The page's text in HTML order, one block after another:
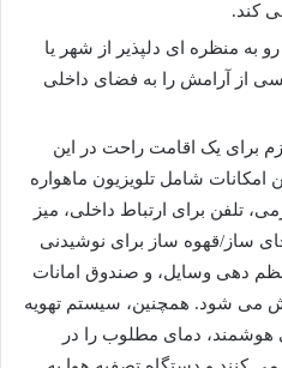
کند.
به منظره ای دلپذیر از شهر یا
از آرامش را به فضای داخلی
برای یک اقامت راحت در این
امکانات شامل تلویزیون ماهواره
تلفن برای ارتباط داخلی، میز
ساز/قهوه ساز برای نوشیدنی
دهی وسایل، و صندوق امانات
می شود. همچنین، سیستم تهویه
دمای مطلوب را در